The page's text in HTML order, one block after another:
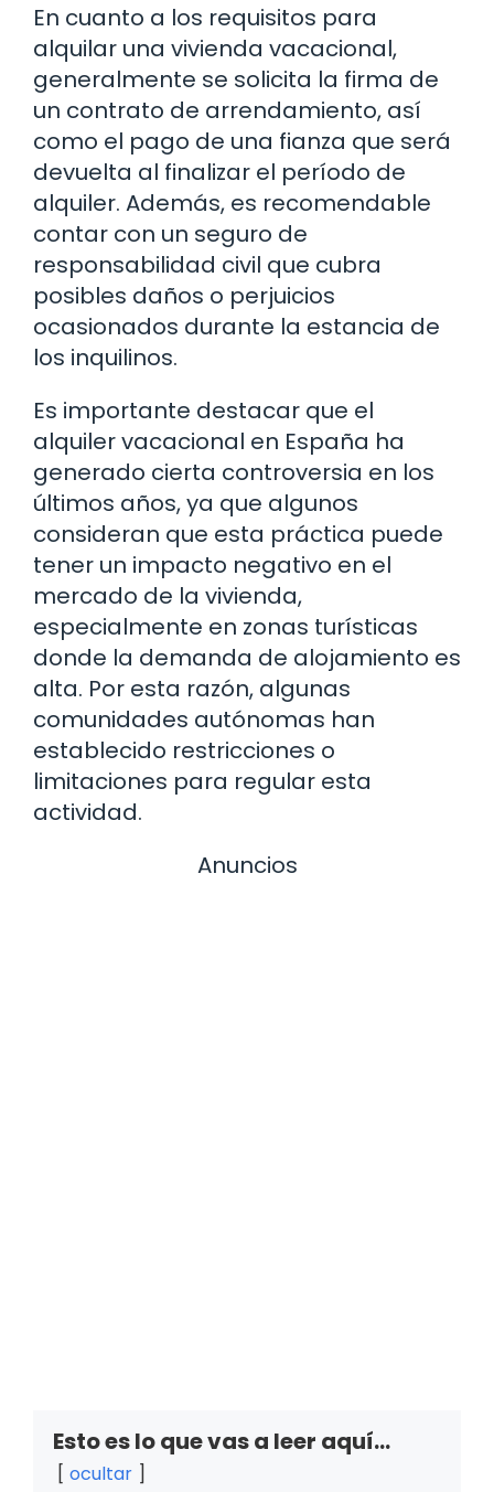
En cuanto a los requisitos para
alquilar una vivienda vacacional,
generalmente se solicita la firma de
un contrato de arrendamiento, así
como el pago de una fianza que será
devuelta al finalizar el período de
alquiler. Además, es recomendable
contar con un seguro de
responsabilidad civil que cubra
posibles daños o perjuicios
ocasionados durante la estancia de
los inquilinos.
Es importante destacar que el
alquiler vacacional en España ha
generado cierta controversia en los
últimos años, ya que algunos
consideran que esta práctica puede
tener un impacto negativo en el
mercado de la vivienda,
especialmente en zonas turísticas
donde la demanda de alojamiento es
alta. Por esta razón, algunas
comunidades autónomas han
establecido restricciones o
limitaciones para regular esta
actividad.
Anuncios
Esto es lo que vas a leer aquí...
ocultar